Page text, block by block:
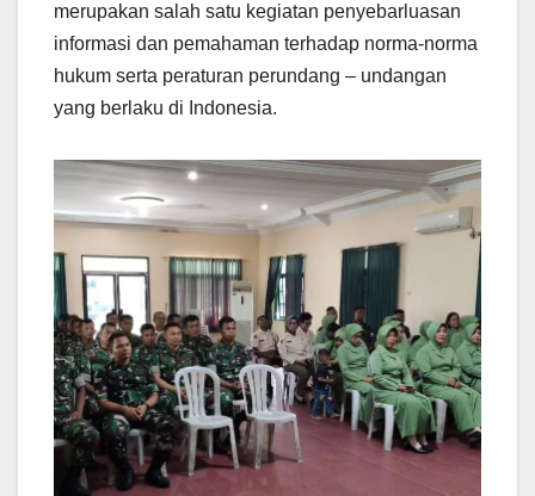
merupakan salah satu kegiatan penyebarluasan
informasi dan pemahaman terhadap norma-norma
hukum serta peraturan perundang – undangan
yang berlaku di Indonesia.